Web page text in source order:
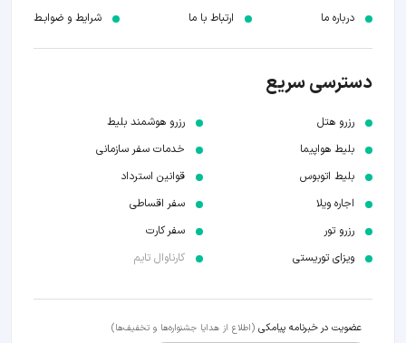
درباره ما ارتباط با ما شرایط و ضوابـط
دسترسی سریع
رزرو هتل
بلیط هواپیما
بلیط اتوبوس
اجاره ویلا
رزرو تور
ویزای توریستی
رزرو هوشمند بلیط
خدمات سفر سازمانی
قوانین استرداد
سفر اقساطی
سفر کارت
کارناوال تایم
عضویت در خبرنامه پیامکی (اطلاع از هدایا جشنواره‌ها و تخفیف‌ها)